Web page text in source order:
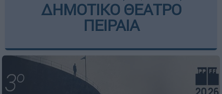
ΔΗΜΟΤΙΚΟ ΘΕΑΤΡΟ
ΠΕΙΡΑΙΑ